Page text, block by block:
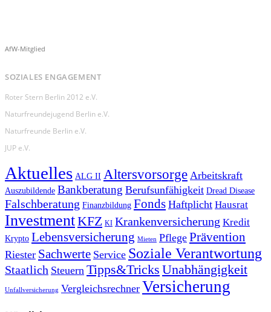
AfW-Mitglied
SOZIALES ENGAGEMENT
Roter Stern Berlin 2012 e.V.
Naturfreundejugend Berlin e.V.
Naturfreunde Berlin e.V.
JUP e.V.
Aktuelles ALG II Altersvorsorge Arbeitskraft
Auszubildende Bankberatung Berufsunfähigkeit Dread Disease
Falschberatung Finanzbildung Fonds Haftplicht Hausrat
InvestmentKFZ KI Krankenversicherung Kredit
Krypto Lebensversicherung Mieten Pflege Prävention
Riester Sachwerte Service Soziale Verantwortung
Staatlich Steuern Tipps&Tricks Unabhängigkeit
Unfallversicherung Vergleichsrechner Versicherung